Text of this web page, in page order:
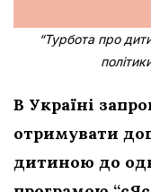
“Турбота про
В Україні
отримувати
дитиною до